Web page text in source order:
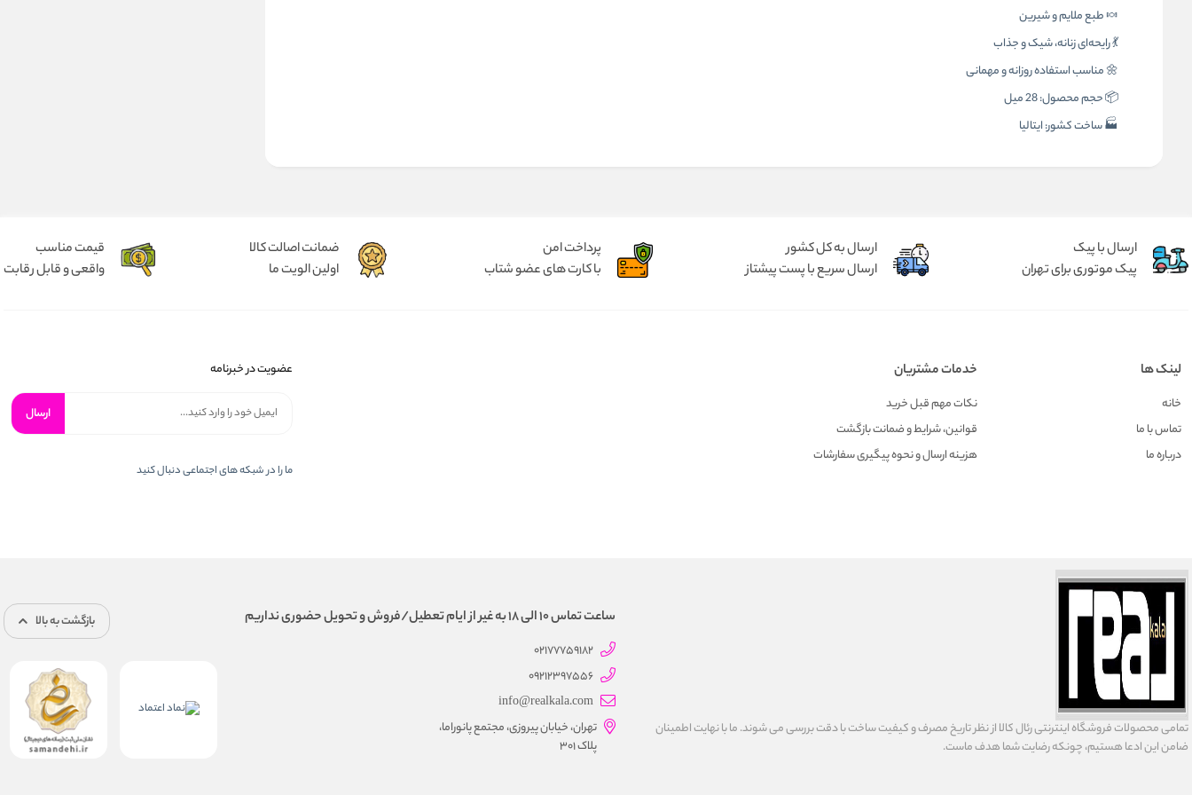
🍬 طبع ملایم و شیرین
💃 رایحه‌ای زنانه، شیک و جذاب
🌼 مناسب استفاده روزانه و مهمانی
📦 حجم محصول: 28 میل
🏭 ساخت کشور: ایتالیا
ارسال با پیک
پیک موتوری برای تهران
ارسال به کل کشور
ارسال سریع با پست پیشتاز
پرداخت امن
با کارت های عضو شتاب
ضمانت اصالت کالا
اولین الویت ما
قیمت مناسب
واقعی و قابل رقابت
لینک ها
خانه
تماس با ما
درباره ما
خدمات مشتریان
نکات مهم قبل خرید
قوانین، شرایط و ضمانت بازگشت
هزينه ارسال و نحوه پیگیری سفارشات
عضویت در خبرنامه
ارسال
ما را در شبكه های اجتماعی دنبال کنید
تمامى محصولات فروشگاه اينترنتى رئال كالا از نظر تاریخ مصرف و كيفيت ساخت با دقت بررسى می شوند. ما با نهايت اطمينان
ضامن اين ادعا هستيم، چونكه رضايت شما هدف ماست.
ساعت تماس 10 الی 18 به غیر از ایام تعطیل/فروش و تحویل حضوری نداریم
02177759182
09212397556
info@realkala.com
تهران، خیابان پیروزی، مجتمع پانوراما،
پلاک 301
بازگشت به بالا